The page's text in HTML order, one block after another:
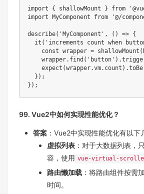
import { shallowMount } from
import MyComponent from '@/
describe( 'MyComponent' , ( ) => {
it ( 'increments count when
const wrapper = shallowMount (
    wrapper
. find ( 'button' ) .
expect (wrapper.vm. count ) .toBe
} ) ;
} ) ;
99. Vue2中如何实现性能优化？
答案 ：Vue2中实现性能优化有以下
虚拟列表 ：对于大数据列表，
容，使用 vue-virtual-
路由懒加载 ：将路由组件按需
时间。